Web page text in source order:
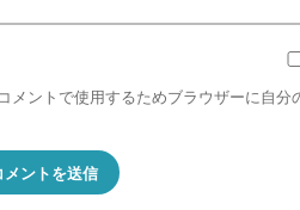
メントで使用するためブラウザーに自分